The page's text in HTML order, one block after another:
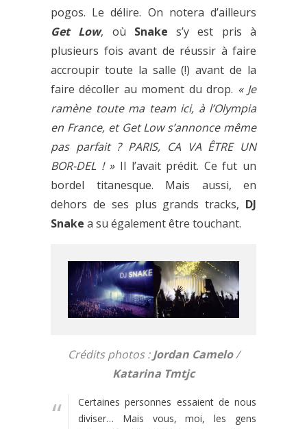
pogos. Le délire. On notera d’ailleurs
Get Low, où Snakes’y est pris à
plusieurs fois avant de réussir à faire
accroupir toute la salle (!) avant de la
faire décoller au moment du drop. « Je
ramène toute ma team ici, à l’Olympia
en France, et Get Low s’annonce même
pas parfait ? PARIS, CA VA ÊTRE UN
BOR-DEL ! »Il l’avait prédit. Ce fut un
bordel titanesque. Mais aussi, en
dehors de ses plus grands tracks, DJ
Snake a su également être touchant.
Crédits photos :Jordan Camelo/
Katarina Tmtjc
Certaines personnes essaient de nous
diviser… Mais vous, moi, les gens